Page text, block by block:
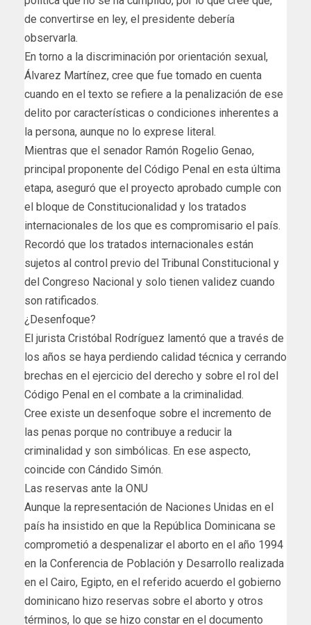
de convertirse en ley, el presidente debería
observarla.
En torno a la discriminación por orientación sexual,
Álvarez Martínez, cree que fue tomado en cuenta
cuando en el texto se refiere a la penalización de ese
delito por características o condiciones inherentes a
la persona, aunque no lo exprese literal.
Mientras que el senador Ramón Rogelio Genao,
principal proponente del Código Penal en esta última
etapa, aseguró que el proyecto aprobado cumple con
el bloque de Constitucionalidad y los tratados
internacionales de los que es compromisario el país.
Recordó que los tratados internacionales están
sujetos al control previo del Tribunal Constitucional y
del Congreso Nacional y solo tienen validez cuando
son ratificados.
¿Desenfoque?
El jurista Cristóbal Rodríguez lamentó que a través de
los años se haya perdiendo calidad técnica y cerrando
brechas en el ejercicio del derecho y sobre el rol del
Código Penal en el combate a la criminalidad.
Cree existe un desenfoque sobre el incremento de
las penas porque no contribuye a reducir la
criminalidad y son simbólicas. En ese aspecto,
coincide con Cándido Simón.
Las reservas ante la ONU
Aunque la representación de Naciones Unidas en el
país ha insistido en que la República Dominicana se
comprometió a despenalizar el aborto en el año 1994
en la Conferencia de Población y Desarrollo realizada
en el Cairo, Egipto, en el referido acuerdo el gobierno
dominicano hizo reservas sobre el aborto y otros
términos, lo que se hizo constar en el documento